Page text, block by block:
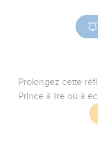
Prolongez cette
Prince à lire où à